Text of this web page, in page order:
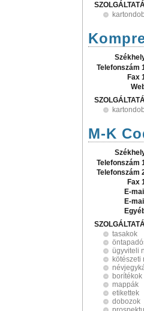
Telefonszám
Fax
M-K
Telefonszám
Telefonszám
Fax
E-
E-
tasakok
ügyviteli
kötészeti
borítékok
mappák
etikettek
dobozok